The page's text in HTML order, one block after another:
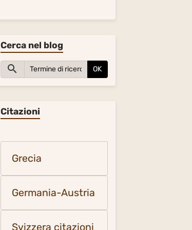
Cerca nel blog
OK
Citazioni
Grecia
Germania-Austria
Svizzera citazioni